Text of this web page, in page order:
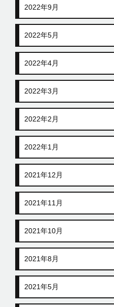
2022年9月
2022年5月
2022年4月
2022年3月
2022年2月
2022年1月
2021年12月
2021年11月
2021年10月
2021年8月
2021年5月